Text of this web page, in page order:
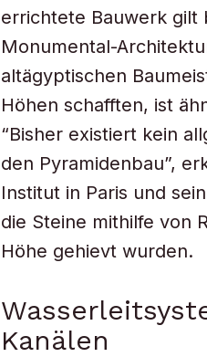
errichtete Bauwerk gilt
Monumental-
altägyptischen
Höhen schafften, ist
“Bisher existiert kein
den Pyramidenbau”,
Institut in Paris und
die Steine mithilfe von
Höhe gehievt wurden.
Kanälen